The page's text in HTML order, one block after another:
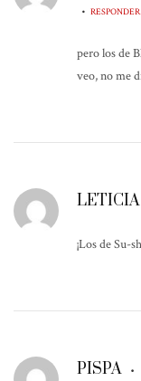
• RESPONDER
pero los de
veo, no me
LETICIA
¡Los de Su-
PISPA •